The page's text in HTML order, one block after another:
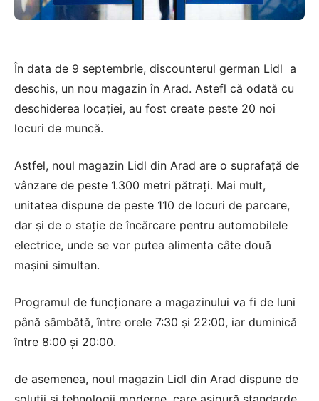
În data de 9 septembrie, discounterul german Lidl a
deschis, un nou magazin în Arad. Astefl că odată cu
deschiderea locației, au fost create peste 20 noi
locuri de muncă.
Astfel, noul magazin Lidl din Arad are o suprafață de
vânzare de peste 1.300 metri pătrați. Mai mult,
unitatea dispune de peste 110 de locuri de parcare,
dar și de o stație de încărcare pentru automobilele
electrice, unde se vor putea alimenta câte două
mașini simultan.
Programul de funcționare a magazinului va fi de luni
până sâmbătă, între orele 7:30 și 22:00, iar duminică
între 8:00 și 20:00.
de asemenea, noul magazin Lidl din Arad dispune de